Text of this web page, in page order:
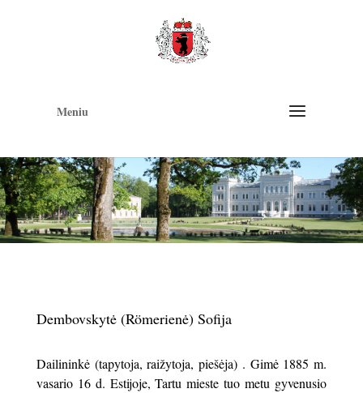
Meniu
Dembovskytė (Römerienė) Sofija
Dailininkė (tapytoja, raižytoja, piešėja) . Gimė 1885 m.
vasario 16 d. Estijoje, Tartu mieste tuo metu gyvenusio